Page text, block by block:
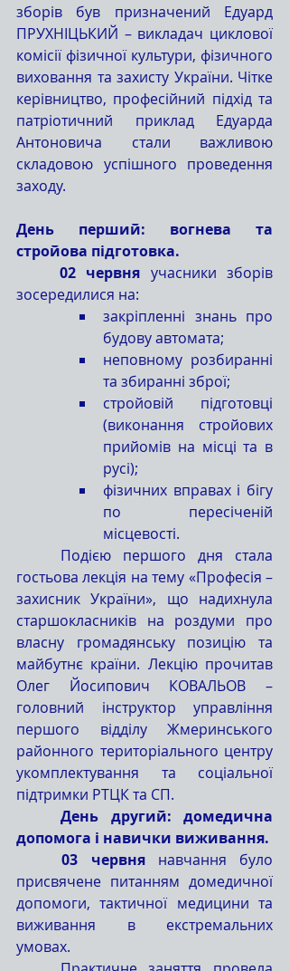
зборів був призначений Едуард
ПРУХНІЦЬКИЙ – викладач циклової
комісії фізичної культури, фізичного
виховання та захисту України. Чітке
керівництво, професійний підхід та
патріотичний приклад Едуарда
Антоновича стали важливою
складовою успішного проведення
заходу.
День перший: вогнева та
стройова підготовка.
	02 червня
учасники зборів
зосередилися на:
закріпленні знань про
будову автомата;
неповному розбиранні
та збиранні зброї;
стройовій підготовці
(виконання стройових
прийомів на місці та в
русі);
фізичних вправах і бігу
по пересіченій
місцевості.
гостьова лекція на тему «Професія –
захисник України», що надихнула
старшокласників на роздуми про
власну громадянську позицію та
майбутнє країни. Лекцію прочитав
Олег Йосипович КОВАЛЬОВ –
головний інструктор управління
першого відділу Жмеринського
районного територіального центру
укомплектування та соціальної
підтримки РТЦК та СП.
	День другий: домедична
допомога і навички виживання.
	03 червня
навчання було
присвячене питанням домедичної
допомоги, тактичної медицини та
виживання в екстремальних
умовах.